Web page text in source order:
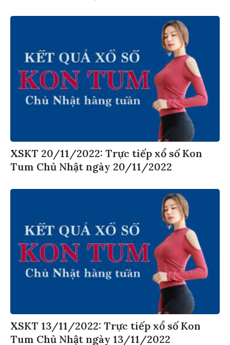
XSKT 20/11/2022: Trực tiếp xổ số Kon
Tum Chủ Nhật ngày 20/11/2022
XSKT 13/11/2022: Trực tiếp xổ số Kon
Tum Chủ Nhật ngày 13/11/2022